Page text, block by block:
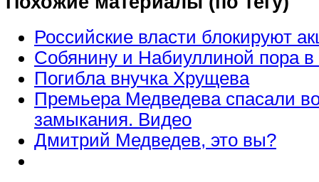
Российские власти блокируют
Собянину и Набиуллиной пора
Погибла внучка Хрущева
Премьера Медведева спасали во
замыкания. Видео
Дмитрий Медведев, это вы?